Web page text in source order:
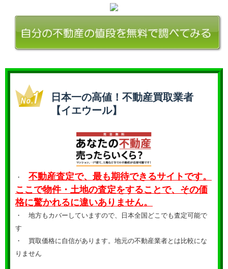
日本一の高値！不動産買取業者
【イエウール】
・ 不動産査定で、最も期待できるサイトです。
ここで物件・土地の査定をすることで、その価
格に驚かれるに違いありません。
・ 地方もカバーしていますので、日本全国どこでも査定可能で
す
・ 買取価格に自信があります。地元の不動産業者とは比較にな
りません